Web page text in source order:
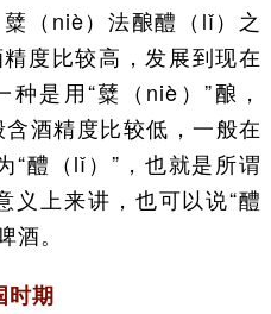
（niè）法酿醴（lǐ）之
度比较高，发展到现在
是用“糵（niè）”酿，
酒精度比较低，一般在
“醴（lǐ）”，也就是所谓
义上来讲，也可以说“醴
酒。
时期